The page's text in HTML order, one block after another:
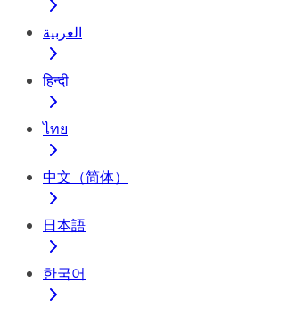
العربية
हिन्दी
ไทย
中文（简体）
日本語
한국어